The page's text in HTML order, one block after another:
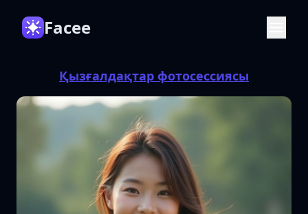
Facee
Қызғалдақтар фотосессиясы